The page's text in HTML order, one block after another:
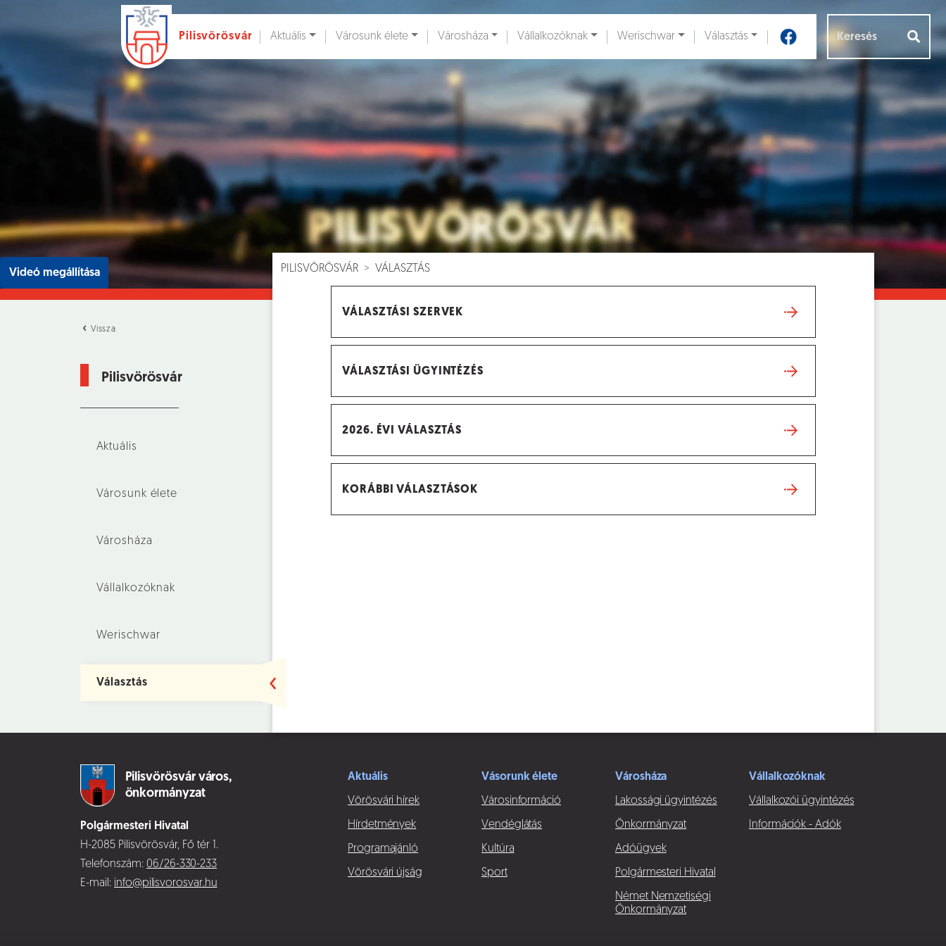
Ugrás a fő tartalomhoz
Pilisvörösvár Aktuális Városunk élete Városháza Vállalkozóknak Werischwar Választás
Videó megállítása
Vissza
Pilisvörösvár
Aktuális
Városunk élete
Városháza
Vállalkozóknak
Werischwar
Választás
PILISVÖRÖSVÁR VÁLASZTÁS
VÁLASZTÁSI SZERVEK
VÁLASZTÁSI ÜGYINTÉZÉS
2026. ÉVI VÁLASZTÁS
KORÁBBI VÁLASZTÁSOK
Pilisvörösvár város,
önkormányzat
Polgármesteri Hivatal
H-2085 Pilisvörösvár, Fő tér 1.
Telefonszám: 06/26-330-233
E-mail: info@pilisvorosvar.hu
Aktuális
Vörösvári hírek
Hírdetmények
Programajánló
Vörösvári újság
Vásorunk élete
Városinformáció
Vendéglátás
Kultúra
Sport
Városháza
Lakossági ügyintézés
Önkormányzat
Adóügyek
Polgármesteri Hivatal
Német Nemzetiségi
Önkormányzat
Vállalkozóknak
Vállalkozói ügyintézés
Információk - Adók
Események [] Dokumentumok [